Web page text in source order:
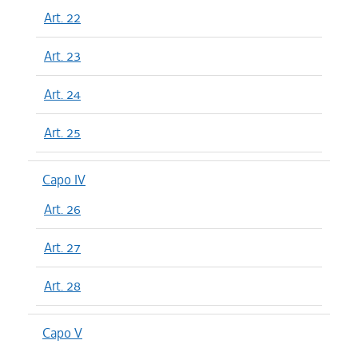
Art. 22
Art. 23
Art. 24
Art. 25
Capo IV
Art. 26
Art. 27
Art. 28
Capo V